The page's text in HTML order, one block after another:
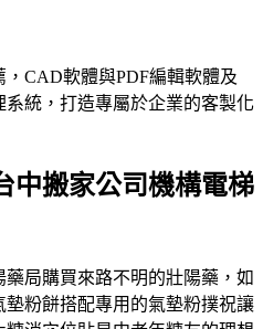
CAD軟體與PDF編輯軟體及
統，打造專屬於企業的客製化
中搬家公司機構電梯
局購買來路不明的壯陽藥，如
粉餅搭配專用的氣墊粉撲祝讓